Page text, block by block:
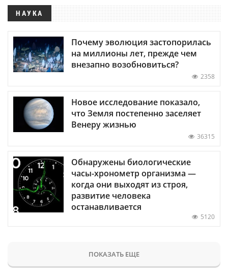
НАУКА
Почему эволюция застопорилась
на миллионы лет, прежде чем
внезапно возобновиться?
2358
Новое исследование показало,
что Земля постепенно заселяет
Венеру жизнью
36315
Обнаружены биологические
часы-хронометр организма —
когда они выходят из строя,
развитие человека
останавливается
5120
ПОКАЗАТЬ ЕЩЕ